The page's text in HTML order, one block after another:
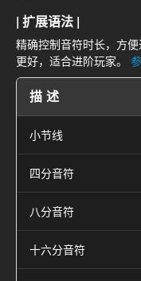
| 扩展语法 |
精确控制音符时长，方
更好，适合进阶玩家。
描述
小节线
四分音符
八分音符
十六分音符